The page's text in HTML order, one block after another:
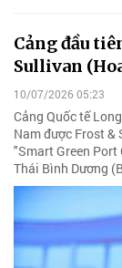
Cảng đầu
Sullivan
10/07/2026 05:23
Cảng Quốc tế
Nam được Frost
"Smart Green Port
Thái Bình Dương